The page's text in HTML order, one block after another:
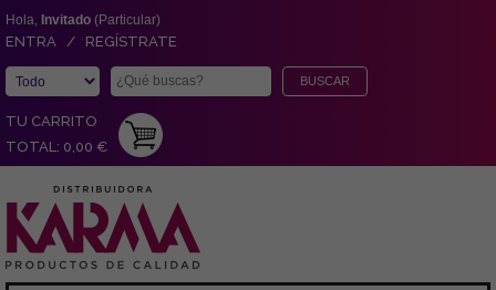
Hola, Invitado (Particular)
ENTRA / REGÍSTRATE
TU CARRITO
TOTAL: 0,00 €